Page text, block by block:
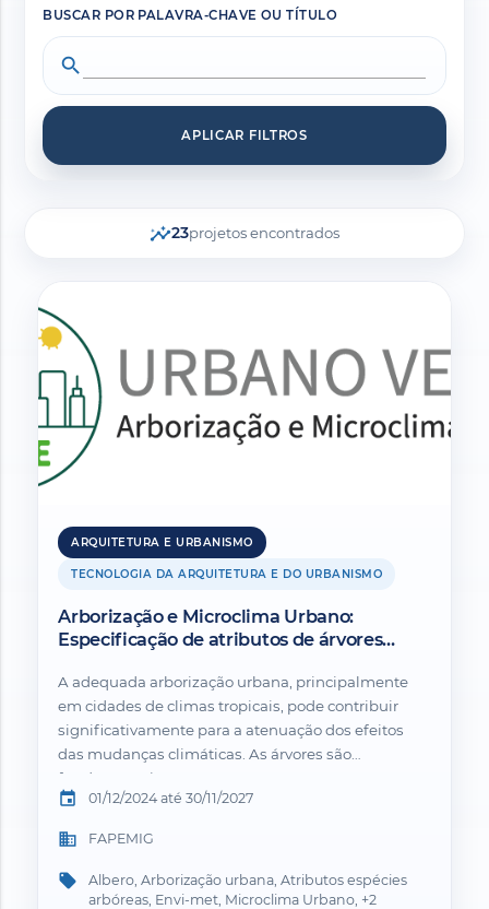
BUSCAR POR PALAVRA-CHAVE OU TÍTULO
search
APLICAR FILTROS
insights23projetos encontrados
ARQUITETURA E URBANISMO
TECNOLOGIA DA ARQUITETURA E DO URBANISMO
Arborização e Microclima Urbano:
Especificação de atributos de árvores
Horizonte para uso no Software ENVImet.
A adequada arborização urbana, principalmente
em cidades de climas tropicais, pode contribuir
significativamente para a atenuação dos efeitos
das mudanças climáticas. As árvores são
fundamentais no...
event 01/12/2024 até 30/11/2027
business FAPEMIG
local_offer
Albero, Arborização urbana, Atributos espécies
arbóreas, Envi-met, Microclima Urbano, +2